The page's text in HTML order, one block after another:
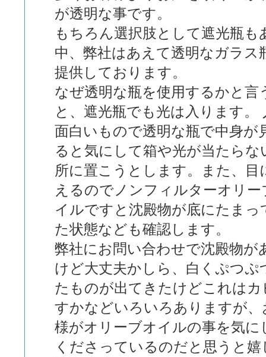
が透明な事です。
もちろん選択肢として遮光瓶も
中、弊社はあえて透明なガラス
提供しております。
なぜ透明な瓶を使用するかと言
と、遮光瓶でも光は入ります。
面白いもので透明な瓶で中身が
ると気にして箱や光が当たらな
所に置こうとします。また、目
えるのでノンフィルターオリー
イルですと沈殿物が底にたまっ
た状態なども確認します。
弊社にお問い合わせで沈殿物が
けど大丈夫かしら、白くぷつぷ
たものが出てきたけどこれはカ
すかなどいろいろありますが、
様がオリーブオイルの事を気に
くださっているのだと思うと嬉